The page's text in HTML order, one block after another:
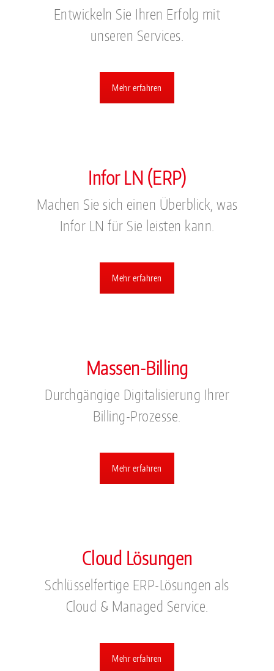
Entwickeln Sie Ihren Erfolg mit
unseren Services.
Mehr erfahren
Infor LN (ERP)
Machen Sie sich einen Überblick, was
Infor LN für Sie leisten kann.
Mehr erfahren
Massen-Billing
Durchgängige Digitalisierung Ihrer
Billing-Prozesse.
Mehr erfahren
Cloud Lösungen
Schlüsselfertige ERP-Lösungen als
Cloud & Managed Service.
Mehr erfahren